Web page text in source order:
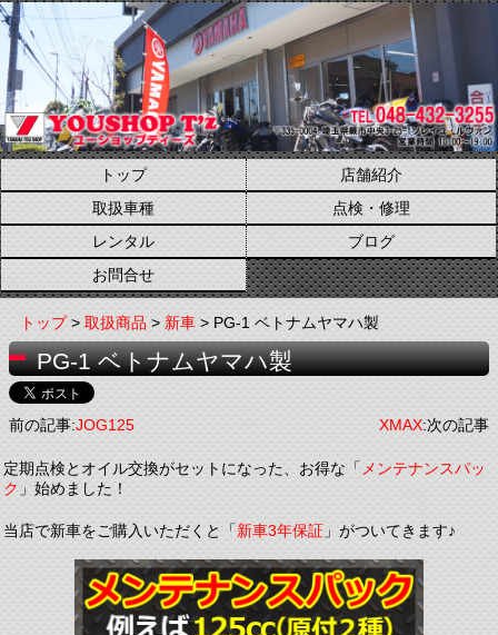
トップ
店舗紹介
取扱車種
点検・修理
レンタル
ブログ
お問合せ
トップ>取扱商品>新車>PG-1 ベトナムヤマハ製
PG-1 ベトナムヤマハ製
前の記事:JOG125 XMAX:次の記事
定期点検とオイル交換がセットになった、お得な「メンテナンスパッ
ク」始めました！
当店で新車をご購入いただくと「新車3年保証」がついてきます♪